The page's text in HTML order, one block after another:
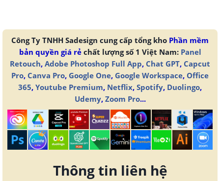
Công Ty TNHH Sadesign cung cấp tổng kho Phần mềm
bản quyền giá rẻchất lượng số 1 Việt Nam: Panel
Retouch, Adobe Photoshop Full App, Chat GPT, Capcut
Pro, Canva Pro, Google One, Google Workspace, Office
365, Youtube Premium, Netflix, Spotify, Duolingo,
Udemy, Zoom Pro...
Thông tin liên hệ